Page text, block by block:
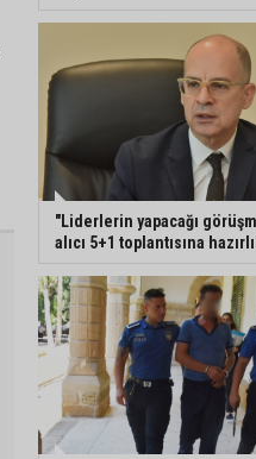
"Liderlerin yapacağı
alıcı 5+1 toplantısına